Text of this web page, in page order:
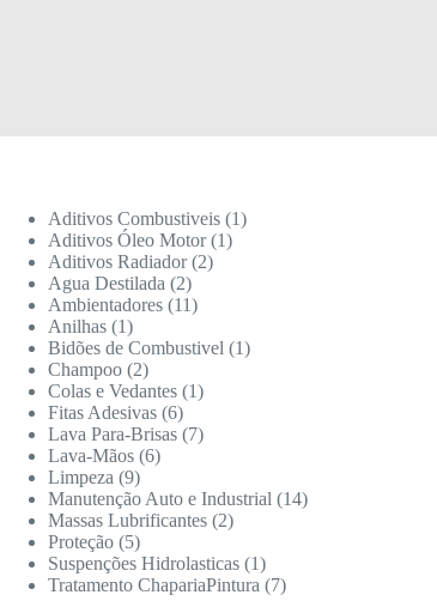
Aditivos Combustiveis 1
Aditivos Óleo Motor 1
Aditivos Radiador 2
Agua Destilada
2
Ambientadores 11
Anilhas 1
Bidões de Combustivel
1
Champoo 2
Colas e Vedantes 1
Fitas Adesivas 6
Lava Para-Brisas 7
Lava-Mãos 6
Limpeza 9
Manutenção Auto e Industrial
14
Massas Lubrificantes 2
Proteção 5
Suspenções Hidrolasticas 1
Tratamento ChapariaPintura
7